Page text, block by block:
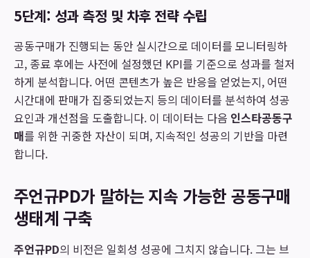
5단계: 성과 측정 및 차후 전략 수립
공동구매가 진행되는 동안 실시간으로 데이터를 모니터링하
고, 종료 후에는 사전에 설정했던 KPI를 기준으로 성과를 철저
하게 분석합니다. 어떤 콘텐츠가 높은 반응을 얻었는지, 어떤
시간대에 판매가 집중되었는지 등의 데이터를 분석하여 성공
요인과 개선점을 도출합니다. 이 데이터는 다음 인스타공동구
매를 위한 귀중한 자산이 되며, 지속적인 성공의 기반을 마련
합니다.
주언규PD가 말하는 지속 가능한 공동구매
생태계 구축
주언규PD의 비전은 일회성 성공에 그치지 않습니다. 그는 브